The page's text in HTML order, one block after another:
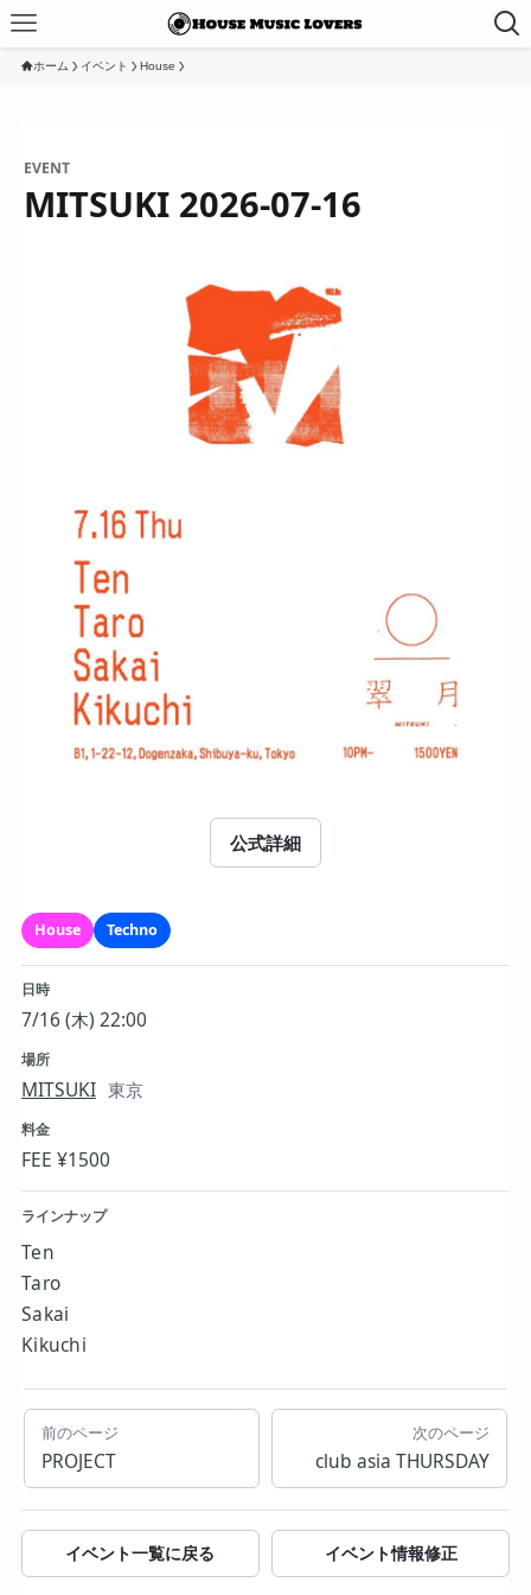
ホーム イベント House
EVENT
MITSUKI 2026-07-16
公式詳細
House Techno
日時
7/16 (木) 22:00
場所
MITSUKI 東京
料金
FEE ¥1500
ラインナップ
Ten
Taro
Sakai
Kikuchi
前のページ
PROJECT
次のページ
club asia THURSDAY
イベント一覧に戻る イベント情報修正